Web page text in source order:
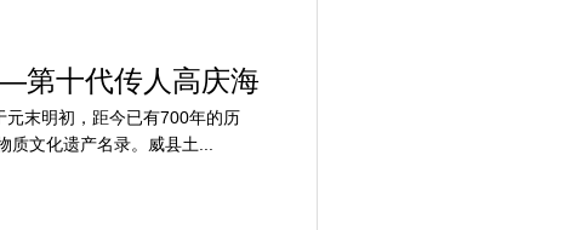
第十代传人高庆海
末明初，距今已有700年的历
文化遗产名录。威县土...